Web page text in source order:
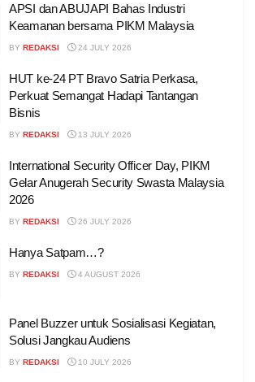
APSI dan ABUJAPI Bahas Industri
Keamanan bersama PIKM Malaysia
BY REDAKSI 24 JULY 2026
HUT ke-24 PT Bravo Satria Perkasa,
Perkuat Semangat Hadapi Tantangan
Bisnis
BY REDAKSI 13 JULY 2026
International Security Officer Day, PIKM
Gelar Anugerah Security Swasta Malaysia
2026
BY REDAKSI 26 JULY 2026
Hanya Satpam…?
BY REDAKSI 4 AUGUST 2026
Panel Buzzer untuk Sosialisasi Kegiatan,
Solusi Jangkau Audiens
BY REDAKSI 10 JULY 2026